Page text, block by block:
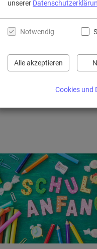
unserer
Notwendig
Alle akzeptieren
Cookies und